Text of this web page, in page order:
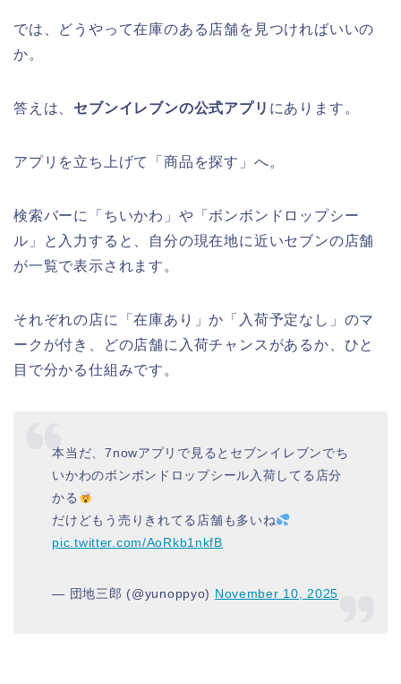
では、どうやって在庫のある店舗を見つければいいの
か。
答えは、 セブンイレブンの公式アプリ にあります。
アプリを立ち上げて「商品を探す」へ。
検索バーに「ちいかわ」や「ボンボンドロップシー
ル」と入力すると、自分の現在地に近いセブンの店舗
が一覧で表示されます。
それぞれの店に「在庫あり」か「入荷予定なし」のマ
ークが付き、どの店舗に入荷チャンスがあるか、ひと
目で分かる仕組みです。
本当だ、7nowアプリで見るとセブンイレブンでち
いかわのボンボンドロップシール入荷してる店分
かる
だけどもう売りきれてる店舗も多いね
pic.twitter.com/AoRkb1nkfB
— 団地三郎 (@yunoppyo) November 10, 2025